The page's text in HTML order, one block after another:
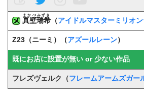
真壁瑞希
まかべみずき
（アイドルマスターミリオ
Z23（ニーミ）（アズールレーン）
既にお店に設置が無い or 少ない作品
フレズヴェルク（フレームアームズガー